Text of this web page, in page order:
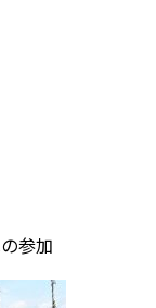
参加